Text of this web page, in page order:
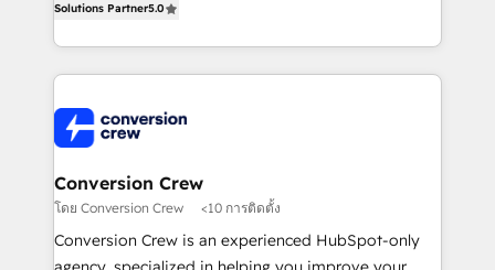
Award for Best Website 🌟 Accreditations: CRM
Implementation, HubSpot Content Experience, CRM
Data Migration & Custom Integration
Europe, with teams across 7 countries. Born in Chile,
we combine local insight with international reach to
help businesses grow through technology, creativity,
500+ HubSpot implementations, building end-to-
end solutions that integrate CRM, AI automation,
inbound and loop marketing, content, and digital
creativity. Our multicultural team works in Spanish,
Portuguese, and English to design scalable strategies
that drive measurable growth. 🌎 Highlights: • 10+
Solutions Partner5.0
Conversion Crew
โดย Conversion Crew <10 การติดตั้ง
Conversion Crew is an experienced HubSpot-only